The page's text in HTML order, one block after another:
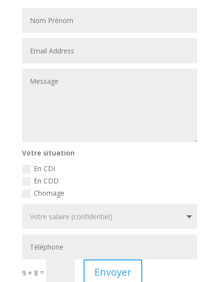
Votre situation
En CDI
En CDD
Chomage
9 + 8 = Envoyer